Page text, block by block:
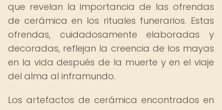
que revelan la importancia de las ofrendas
de cerámica en los rituales funerarios. Estas
ofrendas, cuidadosamente elaboradas y
decoradas, reflejan la creencia de los mayas
en la vida después de la muerte y en el viaje
del alma al inframundo.
Los artefactos de cerámica encontrados en